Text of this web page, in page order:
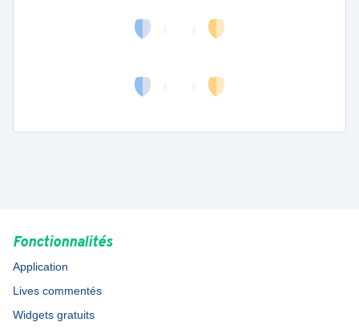
Fonctionnalités
Application
Lives commentés
Widgets gratuits